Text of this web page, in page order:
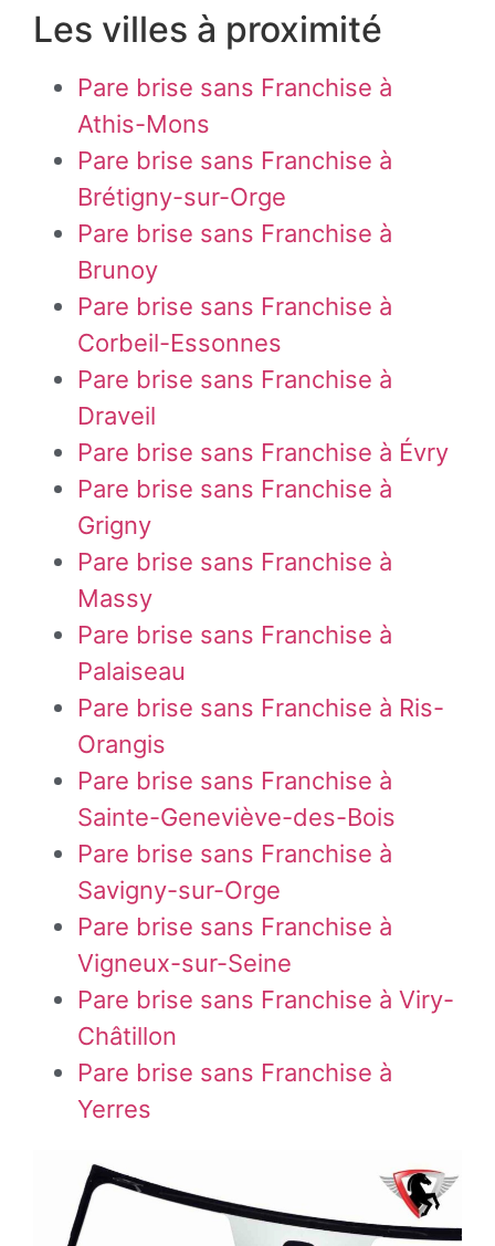
Les villes à proximité
Pare brise sans Franchise à
Athis-Mons
Pare brise sans Franchise à
Brétigny-sur-Orge
Pare brise sans Franchise à
Brunoy
Pare brise sans Franchise à
Corbeil-Essonnes
Pare brise sans Franchise à
Draveil
Pare brise sans Franchise à Évry
Pare brise sans Franchise à
Grigny
Pare brise sans Franchise à
Massy
Pare brise sans Franchise à
Palaiseau
Pare brise sans Franchise à Ris-
Orangis
Pare brise sans Franchise à
Sainte-Geneviève-des-Bois
Pare brise sans Franchise à
Savigny-sur-Orge
Pare brise sans Franchise à
Vigneux-sur-Seine
Pare brise sans Franchise à Viry-
Châtillon
Pare brise sans Franchise à
Yerres